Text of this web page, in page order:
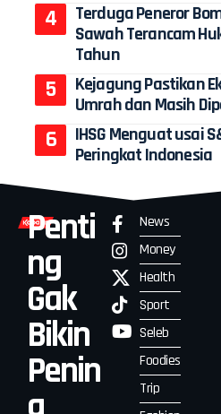
Terduga Peneror
Sawah Terancam
Tahun
Kejagung Pastikan
Umrah dan Masih
IHSG Menguat usai
Peringkat Indonesia
Penti
ng
Gak
Bikin
Penin
News
Money
Health
Sport
Seleb
Foodies
Trip